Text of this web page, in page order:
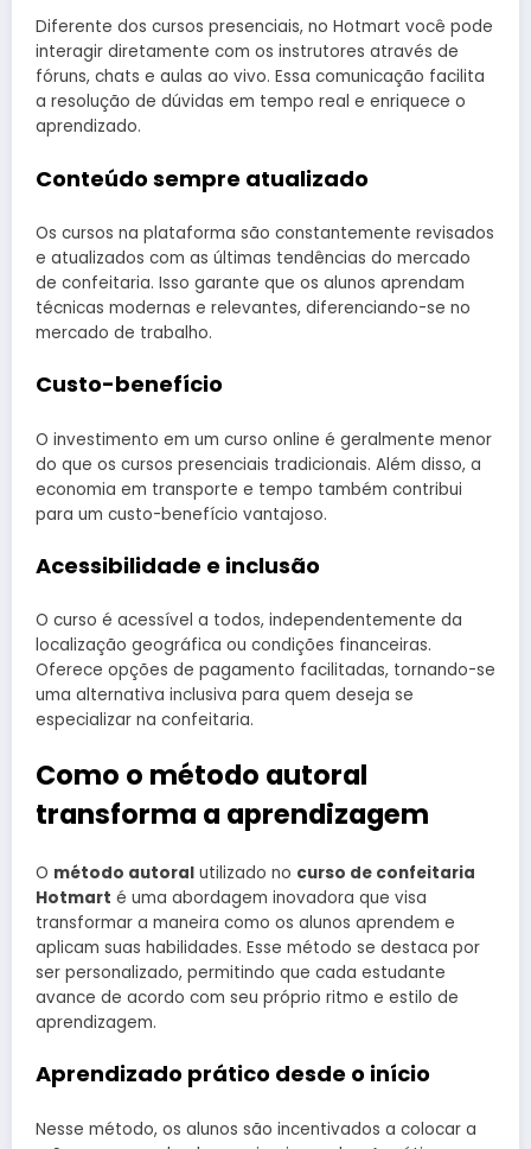
Diferente dos cursos presenciais, no Hotmart você pode
interagir diretamente com os instrutores através de
fóruns, chats e aulas ao vivo. Essa comunicação facilita
a resolução de dúvidas em tempo real e enriquece o
aprendizado.
Conteúdo sempre atualizado
Os cursos na plataforma são constantemente revisados
e atualizados com as últimas tendências do mercado
de confeitaria. Isso garante que os alunos aprendam
técnicas modernas e relevantes, diferenciando-se no
mercado de trabalho.
Custo-benefício
O investimento em um curso online é geralmente menor
do que os cursos presenciais tradicionais. Além disso, a
economia em transporte e tempo também contribui
para um custo-benefício vantajoso.
Acessibilidade e inclusão
O curso é acessível a todos, independentemente da
localização geográfica ou condições financeiras.
Oferece opções de pagamento facilitadas, tornando-se
uma alternativa inclusiva para quem deseja se
especializar na confeitaria.
Como o método autoral
transforma a aprendizagem
O método autoral utilizado no curso de confeitaria
Hotmart é uma abordagem inovadora que visa
transformar a maneira como os alunos aprendem e
aplicam suas habilidades. Esse método se destaca por
ser personalizado, permitindo que cada estudante
avance de acordo com seu próprio ritmo e estilo de
aprendizagem.
Aprendizado prático desde o início
Nesse método, os alunos são incentivados a colocar a